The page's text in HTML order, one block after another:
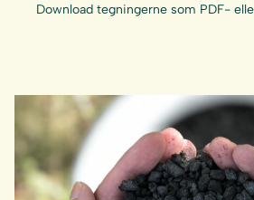
Download tegningerne som PDF-